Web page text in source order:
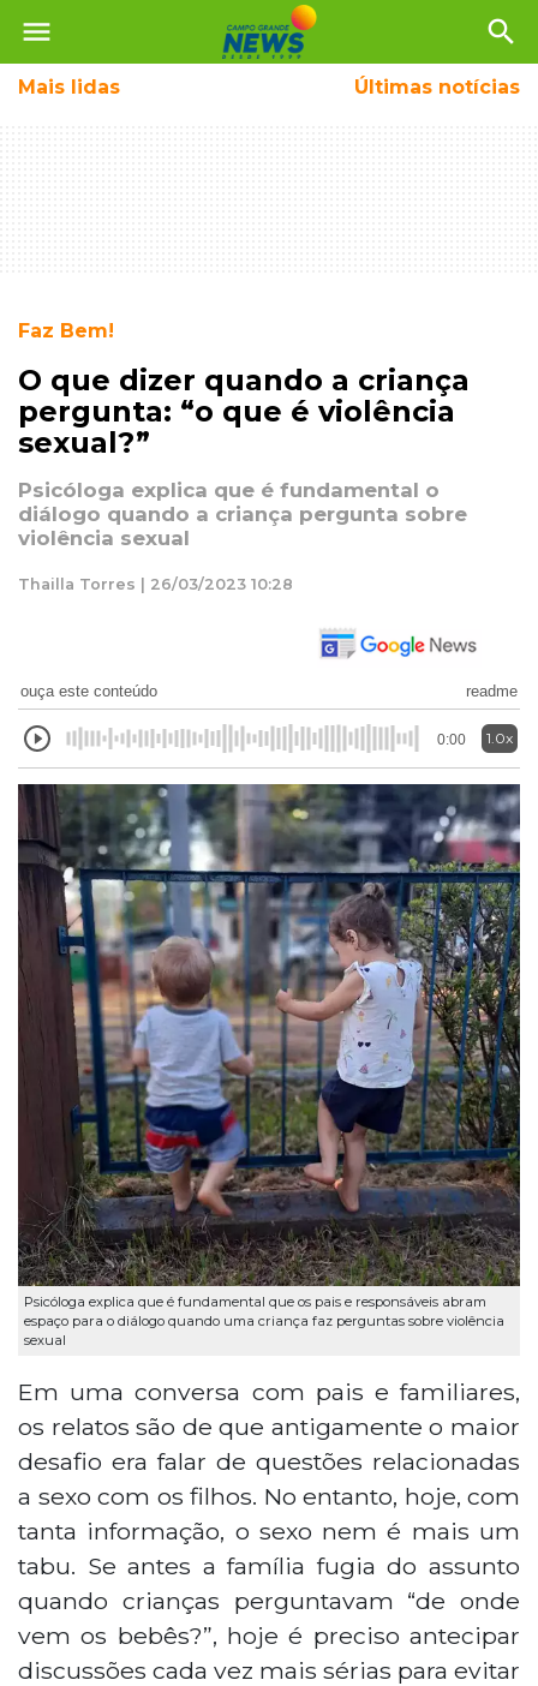
menu search
Mais lidas Últimas notícias
Faz Bem!
O que dizer quando a criança
pergunta: “o que é violência
sexual?”
Psicóloga explica que é fundamental o
diálogo quando a criança pergunta sobre
violência sexual
Thailla Torres | 26/03/2023 10:28
ouça este conteúdo readme
0:00 1.0x
Psicóloga explica que é fundamental que os pais e responsáveis abram
espaço para o diálogo quando uma criança faz perguntas sobre violência
sexual
Em uma conversa com pais e familiares,
os relatos são de que antigamente o maior
desafio era falar de questões relacionadas
a sexo com os filhos. No entanto, hoje, com
tanta informação, o sexo nem é mais um
tabu. Se antes a família fugia do assunto
quando crianças perguntavam “de onde
vem os bebês?”, hoje é preciso antecipar
discussões cada vez mais sérias para evitar